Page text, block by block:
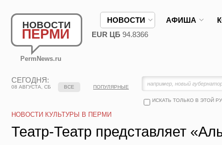
НОВОСТИ
ПЕРМИ
PermNews.ru
НОВОСТИ АФИША
EUR ЦБ 94.8366
СЕГОДНЯ:
08 АВГУСТА, СБ
ИСКАТЬ ТОЛЬКО В ЭТОЙ
ВСЕ ПОПУЛЯРНЫЕ
НОВОСТИ КУЛЬТУРЫ В ПЕРМИ
Театр-Театр представляет